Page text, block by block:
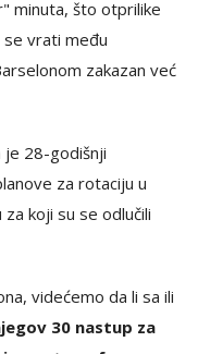
minuta, što otprilike
se vrati među
zakazan već
je 28-godišnji
za rotaciju u
koji su se odlučili
videćemo da li sa ili
30 nastup za